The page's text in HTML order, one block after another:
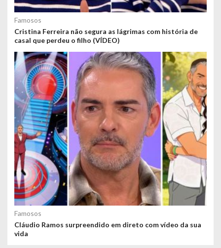
Famosos
Cristina Ferreira não segura as lágrimas com história de
casal que perdeu o filho (VÍDEO)
Famosos
Cláudio Ramos surpreendido em direto com vídeo da sua
vida